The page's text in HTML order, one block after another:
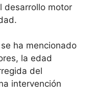
desarrollo motor
ha mencionado
la edad
del
intervención